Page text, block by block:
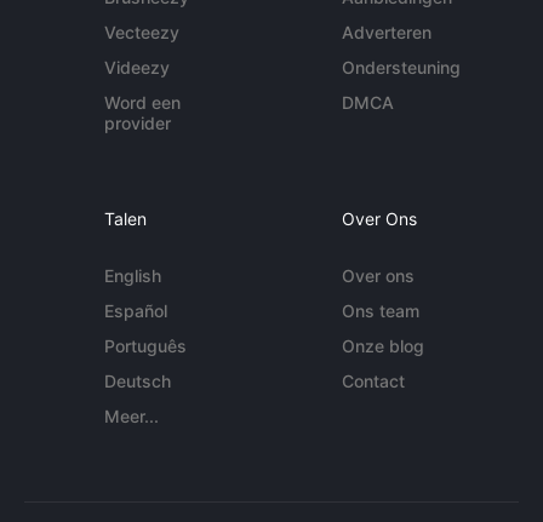
Vecteezy
Videezy
Word een
provider
Adverteren
Ondersteuning
DMCA
Talen
English
Español
Português
Deutsch
Meer...
Over Ons
Over ons
Ons team
Onze blog
Contact